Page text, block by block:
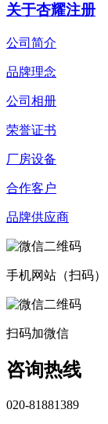
关于杏耀注册
公司简介
品牌理念
公司相册
荣誉证书
厂房设备
合作客户
品牌供应商
手机网站（扫码）
扫码加微信
咨询热线
020-81881389